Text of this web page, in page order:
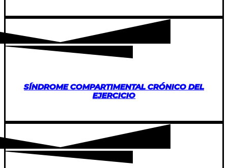
SÍNDROME COMPARTIMENTAL CRÓNICO DEL
EJERCICIO